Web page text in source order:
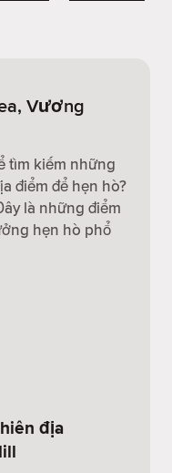
Vương
tìm kiếm những
điểm để hẹn hò?
là những điểm
hẹn hò phổ
địa